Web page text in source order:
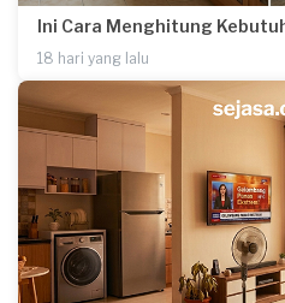
Ini Cara Menghitung
18 hari yang lalu